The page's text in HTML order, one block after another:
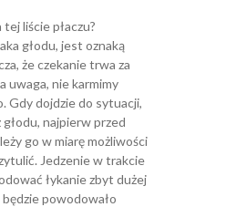
liście płaczu?
głodu, jest oznaką
że czekanie trwa za
uwaga, nie karmimy
Gdy dojdzie do sytuacji,
głodu, najpierw przed
go w miarę możliwości
Jedzenie w trakcie
łykanie zbyt dużej
powodowało